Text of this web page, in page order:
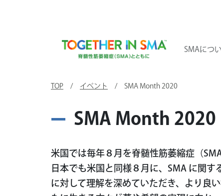
SMAにつ
TOP / イベント / SMA Month 2020
SMA Month 2020
米国では毎年８月を脊髄性筋萎縮症（
日本でも米国と同様８月に、SMA に関
に対して理解を深めていただき、より良